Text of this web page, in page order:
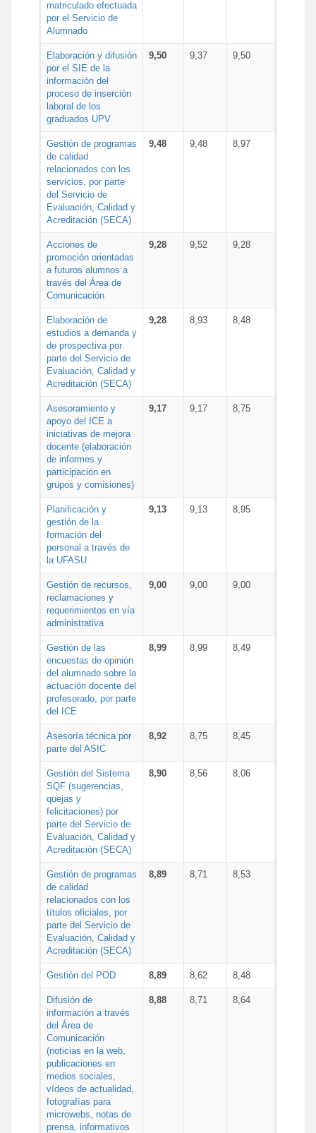
matriculado efectuada
por el Servicio de
Alumnado
Elaboración y difusión
por el SIE de la
información del
proceso de inserción
laboral de los
graduados UPV
9,50 9,37 9,50
Gestión de programas
de calidad
relacionados con los
servicios, por parte
del Servicio de
Evaluación, Calidad y
Acreditación (SECA)
9,48 9,48 8,97
Acciones de
promoción orientadas
a futuros alumnos a
través del Área de
Comunicación
9,28 9,52 9,28
Elaboración de
estudios a demanda y
de prospectiva por
parte del Servicio de
Evaluación, Calidad y
Acreditación (SECA)
9,28 8,93 8,48
Asesoramiento y
apoyo del ICE a
iniciativas de mejora
docente (elaboración
de informes y
participación en
grupos y comisiones)
9,17 9,17 8,75
Planificación y
gestión de la
formación del
personal a través de
la UFASU
9,13 9,13 8,95
Gestión de recursos,
reclamaciones y
requerimientos en vía
administrativa
9,00 9,00 9,00
Gestión de las
encuestas de opinión
del alumnado sobre la
actuación docente del
profesorado, por parte
del ICE
8,99 8,99 8,49
Asesoría técnica por
parte del ASIC
8,92 8,75 8,45
Gestión del Sistema
SQF (sugerencias,
quejas y
felicitaciones) por
parte del Servicio de
Evaluación, Calidad y
Acreditación (SECA)
8,90 8,56 8,06
Gestión de programas
de calidad
relacionados con los
títulos oficiales, por
parte del Servicio de
Evaluación, Calidad y
Acreditación (SECA)
8,89 8,71 8,53
Gestión del POD 8,89 8,62 8,48
Difusión de
información a través
del Área de
Comunicación
(noticias en la web,
publicaciones en
medios sociales,
vídeos de actualidad,
fotografías para
microwebs, notas de
prensa, informativos
8,88 8,71 8,64